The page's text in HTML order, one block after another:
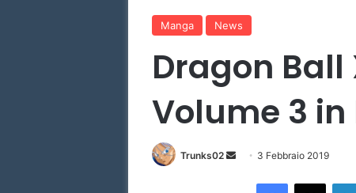
Manga News
Dragon
Volume 3
Trunks02
Invia 3 Febbraio 2019
Facebook
X